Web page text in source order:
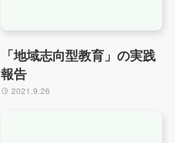
「地域志向型教育」の実践
報告
2021.9.26